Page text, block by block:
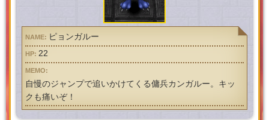
ピョンガルー
22
自慢のジャンプで追いかけてくる傭兵カンガルー。キッ
クも痛いぞ！